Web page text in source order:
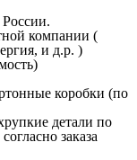
компании (
и д.р. )
коробки (по
детали по
заказа